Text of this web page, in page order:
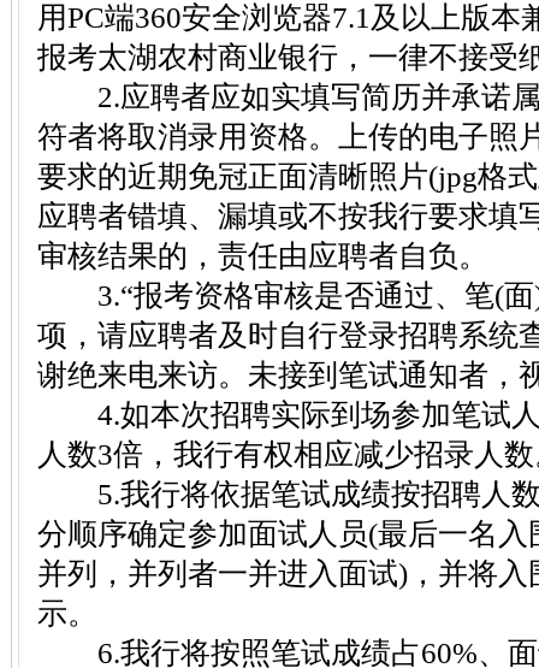
用PC端360安全浏览器7.1及以上版
报考太湖农村商业银行，一律不接受
2.应聘者应如实填写简历并承诺属
符者将取消录用资格。上传的电子照
要求的近期免冠正面清晰照片(jpg格
应聘者错填、漏填或不按我行要求填
审核结果的，责任由应聘者自负。
3.“报考资格审核是否通过、笔(面
项，请应聘者及时自行登录招聘系统
谢绝来电来访。未接到笔试通知者，
4.如本次招聘实际到场参加笔试人
人数3倍，我行有权相应减少招录人
5.我行将依据笔试成绩按招聘人数
分顺序确定参加面试人员(最后一名
并列，并列者一并进入面试)，并将
示。
6.我行将按照笔试成绩占60%、面